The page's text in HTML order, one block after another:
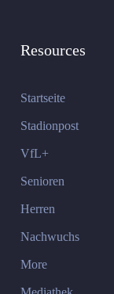
Resources
Startseite
Stadionpost
VfL+
Senioren
Herren
Nachwuchs
More